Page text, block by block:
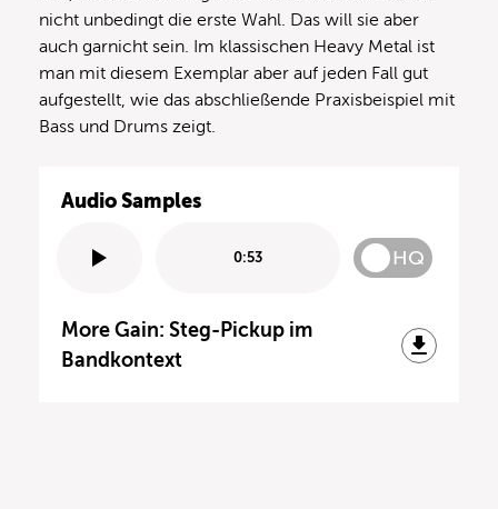
nicht unbedingt die erste Wahl. Das will sie aber
auch garnicht sein. Im klassischen Heavy Metal ist
man mit diesem Exemplar aber auf jeden Fall gut
aufgestellt, wie das abschließende Praxisbeispiel mit
Bass und Drums zeigt.
Audio Samples
0:53 HQ
More Gain: Steg-Pickup im
Bandkontext